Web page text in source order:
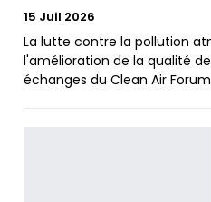
15 Juil 2026
La lutte contre la pollution
l'amélioration de la qualité
échanges du Clean Air